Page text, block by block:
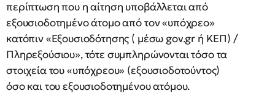
περίπτωση που η αίτηση υποβάλλεται από
εξουσιοδοτημένο άτομο από τον «υπόχρεο»
κατόπιν «Εξουσιοδότησης ( μέσω gov.gr ή ΚΕΠ) /
Πληρεξούσιου», τότε συμπληρώνονται τόσο τα
στοιχεία του «υπόχρεου» (εξουσιοδοτούντος)
όσο και του εξουσιοδοτημένου ατόμου.